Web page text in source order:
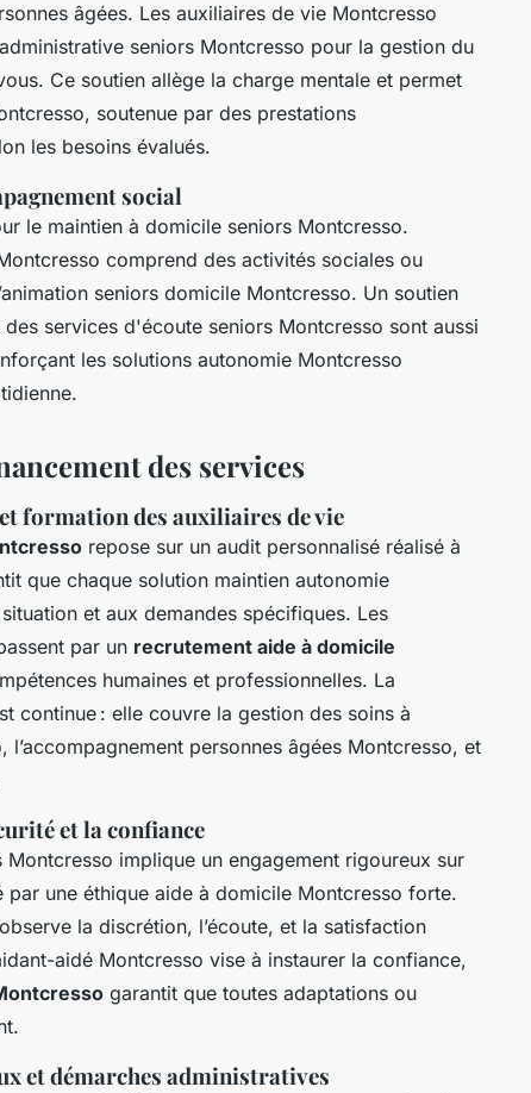
âgées. Les auxiliaires de vie Montcresso
seniors Montcresso pour la gestion du
Ce soutien allège la charge mentale et permet
soutenue par des prestations
les besoins évalués.
social
le maintien à domicile seniors Montcresso.
comprend des activités sociales ou
seniors domicile Montcresso. Un soutien
services d'écoute seniors Montcresso sont aussi
les solutions autonomie Montcresso
des services
formation des auxiliaires de vie
repose sur un audit personnalisé réalisé à
que chaque solution maintien autonomie
et aux demandes spécifiques. Les
par un recrutement aide à domicile
humaines et professionnelles. La
continue : elle couvre la gestion des soins à
personnes âgées Montcresso, et
et la confiance
implique un engagement rigoureux sur
une éthique aide à domicile Montcresso forte.
la discrétion, l’écoute, et la satisfaction
aidé Montcresso vise à instaurer la confiance,
garantit que toutes adaptations ou
et démarches administratives